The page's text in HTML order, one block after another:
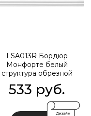
LSA013R Бордюр
Монфорте белый
структура обрезной
533 руб.